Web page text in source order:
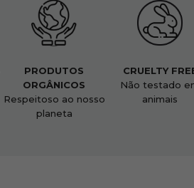
PRODUTOS
ORGÂNICOS
Respeitoso ao nosso
planeta
CRUELTY
Não testado
animais